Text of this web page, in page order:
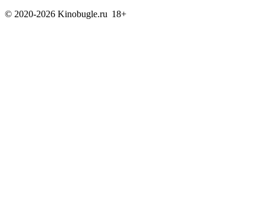
© 2020-2026 Kinobugle.ru 18+